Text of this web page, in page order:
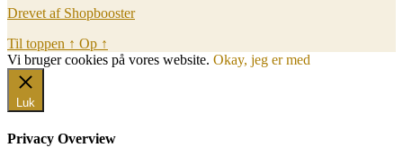
Drevet af Shopbooster
Til toppen ↑ Op ↑
Vi bruger cookies på vores website. Okay, jeg er med
Luk
Privacy Overview